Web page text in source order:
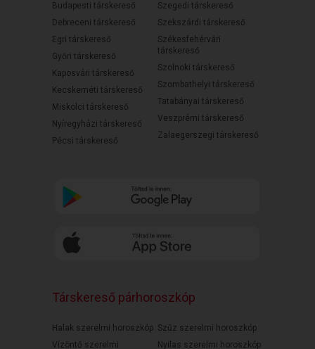
Budapesti társkereső
Debreceni társkereső
Egri társkereső
Győri társkereső
Kaposvári társkereső
Kecskeméti társkereső
Miskolci társkereső
Nyíregyházi társkereső
Pécsi társkereső
Szegedi társkereső
Szekszárdi társkereső
Székesfehérvári
társkereső
Szolnoki társkereső
Szombathelyi társkereső
Tatabányai társkereső
Veszprémi társkereső
Zalaegerszegi társkereső
Társkereső párhoroszkóp
Halak szerelmi horoszkóp
Vízöntő szerelmi
Szűz szerelmi horoszkóp
Nyilas szerelmi horoszkóp